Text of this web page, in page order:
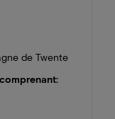
de Twente